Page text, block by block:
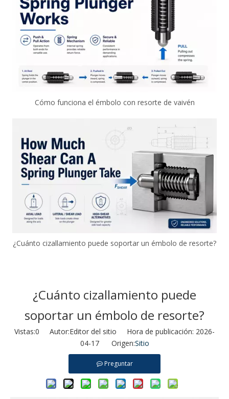
Cómo funciona el émbolo con resorte de vaivén
¿Cuánto cizallamiento puede soportar un émbolo de resorte?
¿Cuánto cizallamiento puede
soportar un émbolo de resorte?
Vistas:0 Autor:Editor del sitio Hora de publicación: 2026-
04-17 Origen:Sitio
Preguntar